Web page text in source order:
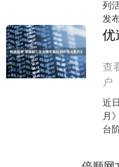
列
发
有
内
查
户
近
月
台